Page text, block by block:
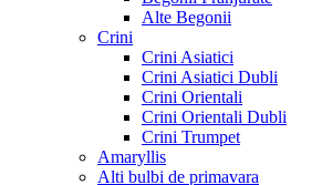
Alte Begonii
Crini
Crini Asiatici
Crini Asiatici Dubli
Crini Orientali
Crini Orientali Dubli
Crini Trumpet
Amaryllis
Alti bulbi de primavara